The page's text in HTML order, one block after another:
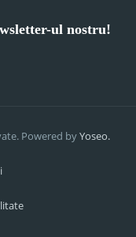
ul nostru!
Powered byYoseo.